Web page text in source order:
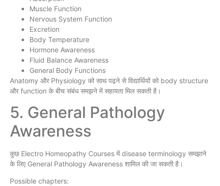
Muscle Function
Nervous System Function
Excretion
Body Temperature
Hormone Awareness
Fluid Balance Awareness
General Body Functions
Anatomy और Physiology को साथ पढ़ने से विद्यार्थियों को body structure
और function के बीच संबंध समझने में सहायता मिल सकती है।
5. General Pathology
Awareness
कुछ Electro Homeopathy Courses में disease terminology समझाने
के लिए General Pathology Awareness शामिल की जा सकती है।
Possible chapters: